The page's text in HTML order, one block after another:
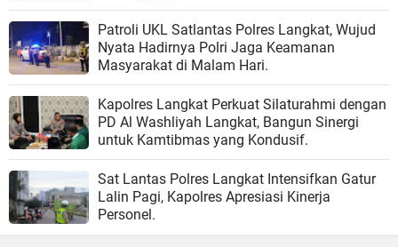
Patroli UKL Satlantas Polres Langkat, Wujud
Nyata Hadirnya Polri Jaga Keamanan
Masyarakat di Malam Hari.
Kapolres Langkat Perkuat Silaturahmi dengan
PD Al Washliyah Langkat, Bangun Sinergi
untuk Kamtibmas yang Kondusif.
Sat Lantas Polres Langkat Intensifkan Gatur
Lalin Pagi, Kapolres Apresiasi Kinerja
Personel.